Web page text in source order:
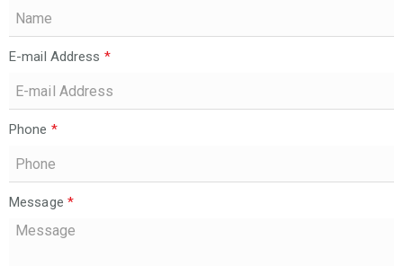
E-mail Address *
Phone *
Message *